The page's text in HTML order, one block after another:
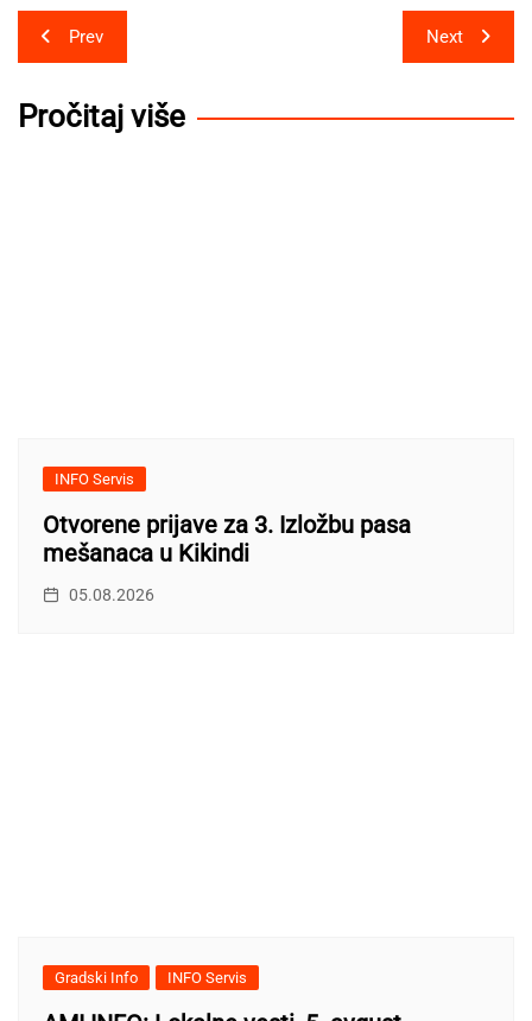
Post
navigation
Prev Next
Pročitaj više
INFO Servis
Otvorene prijave za 3. Izložbu pasa
mešanaca u Kikindi
05.08.2026
Gradski Info INFO Servis